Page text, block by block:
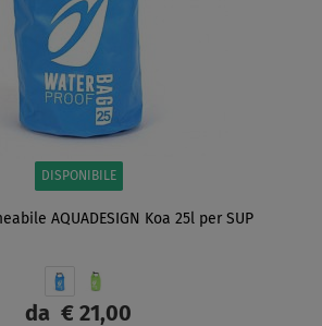
DISPONIBILE
AQUADESIGN Koa 25l per SUP
da € 21,00